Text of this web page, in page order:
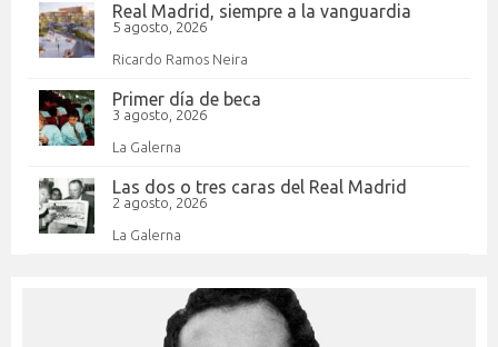
Real Madrid, siempre a la vanguardia
5 agosto, 2026
Ricardo Ramos Neira
Primer día de beca
3 agosto, 2026
La Galerna
Las dos o tres caras del Real Madrid
2 agosto, 2026
La Galerna